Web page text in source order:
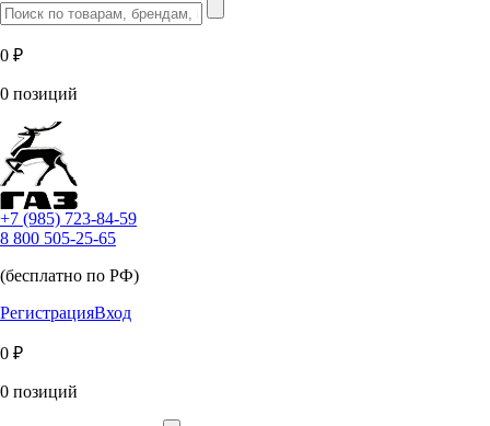
0 ₽
0 позиций
+7 (985) 723-84-59
8 800 505-25-65
(бесплатно по РФ)
РегистрацияВход
0 ₽
0 позиций